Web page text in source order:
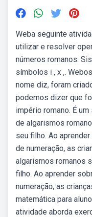
Weba seguinte
utilizar e resolver
números romanos.
símbolos i , x ,.
nome diz, foram
podemos dizer que
império romano. É
de algarismos
seu filho. Ao
de numeração, as
algarismos romanos
filho. Ao aprender
numeração, as
matemática para
atividade aborda